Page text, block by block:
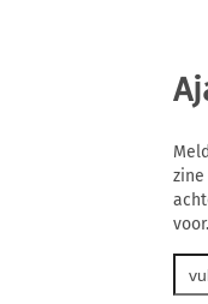
voor.